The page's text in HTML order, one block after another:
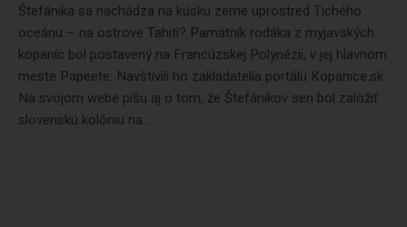
Štefánika sa nachádza na kúsku zeme uprostred Tichého
oceánu – na ostrove Tahiti? Pamätník rodáka z myjavských
kopaníc bol postavený na Francúzskej Polynézii, v jej hlavnom
meste Papeete. Navštívili ho zakladatelia portálu Kopanice.sk.
Na svojom webe píšu aj o tom, že Štefánikov sen bol založiť
slovenskú kolóniu na...